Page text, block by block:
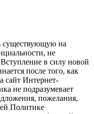
существующую на
не
в силу новой
после того, как
сайт Интернет-
не подразумевает
пожелания,
Политике